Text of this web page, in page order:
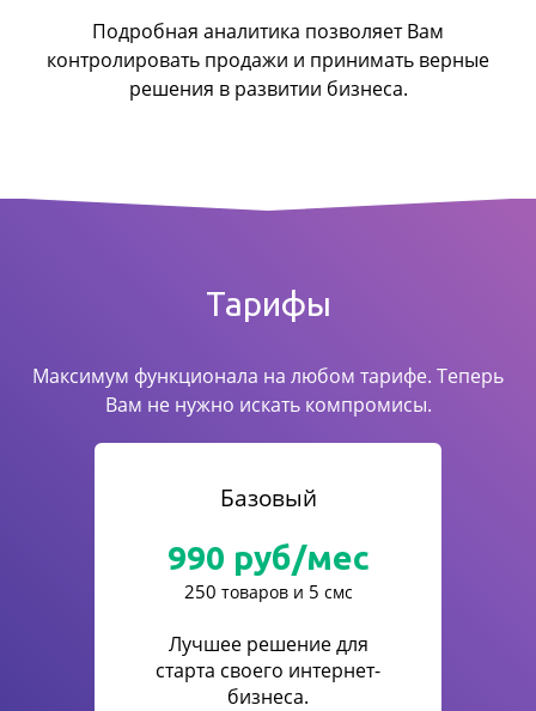
Подробная аналитика позволяет Вам
контролировать продажи и принимать верные
решения в развитии бизнеса.
Тарифы
Максимум функционала на любом тарифе. Теперь
Вам не нужно искать компромисы.
Базовый
990 руб/мес
250 товаров и 5 смс
Лучшее решение для
старта своего интернет-
бизнеса.